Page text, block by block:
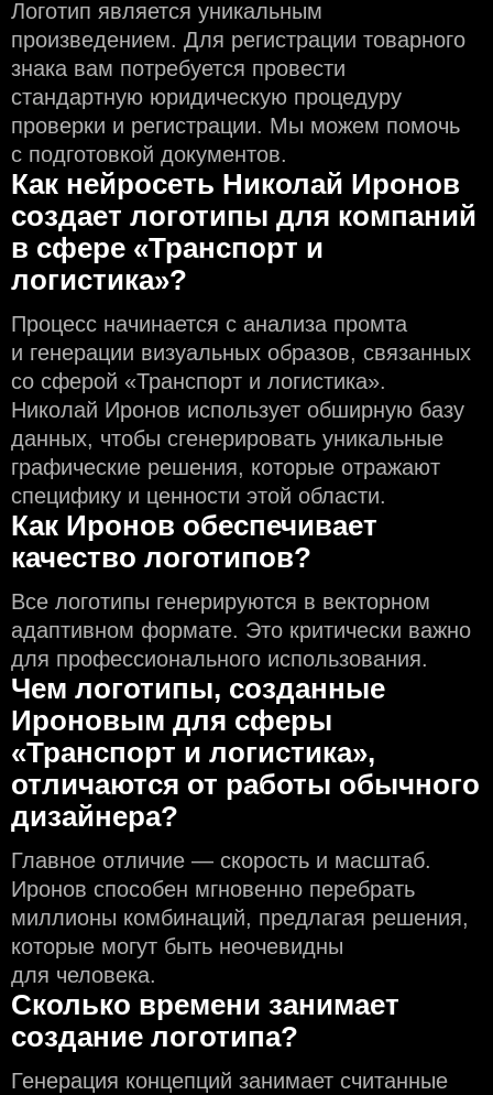
Логотип является уникальным
произведением. Для регистрации товарного
знака вам потребуется провести
стандартную юридическую процедуру
проверки и регистрации. Мы можем помочь
с подготовкой документов.
Как нейросеть Николай Иронов
создаeт логотипы для компаний
в сфере «Транспорт и
логистика»?
Процесс начинается с анализа промта
и генерации визуальных образов, связанных
со сферой «Транспорт и логистика».
Николай Иронов использует обширную базу
данных, чтобы сгенерировать уникальные
графические решения, которые отражают
специфику и ценности этой области.
Как Иронов обеспечивает
качество логотипов?
Все логотипы генерируются в векторном
адаптивном формате. Это критически важно
для профессионального использования.
Чем логотипы, созданные
Ироновым для сферы
«Транспорт и логистика»,
отличаются от работы обычного
дизайнера?
Главное отличие — скорость и масштаб.
Иронов способен мгновенно перебрать
миллионы комбинаций, предлагая решения,
которые могут быть неочевидны
для человека.
Сколько времени занимает
создание логотипа?
Генерация концепций занимает считанные